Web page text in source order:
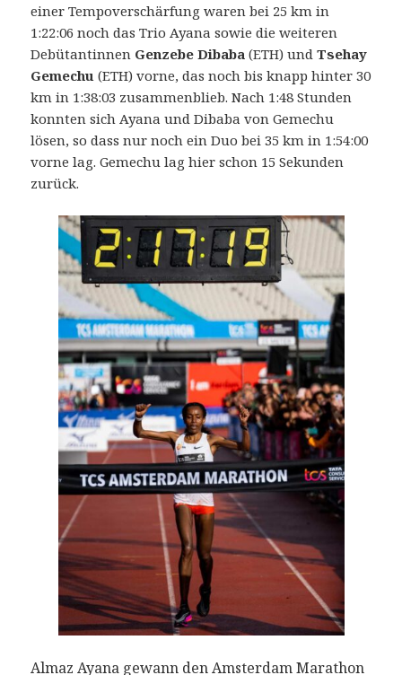
einer Tempoverschärfung waren bei 25 km in
1:22:06 noch das Trio Ayana sowie die weiteren
Debütantinnen Genzebe Dibaba (ETH) undTsehay
Gemechu (ETH) vorne, das noch bis knapp hinter 30
km in 1:38:03 zusammenblieb. Nach 1:48 Stunden
konnten sich Ayana und Dibaba von Gemechu
lösen, so dass nur noch ein Duo bei 35 km in 1:54:00
vorne lag. Gemechu lag hier schon 15 Sekunden
zurück.
Almaz Ayana gewann den Amsterdam Marathon